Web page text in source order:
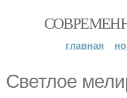
главная
Светлое